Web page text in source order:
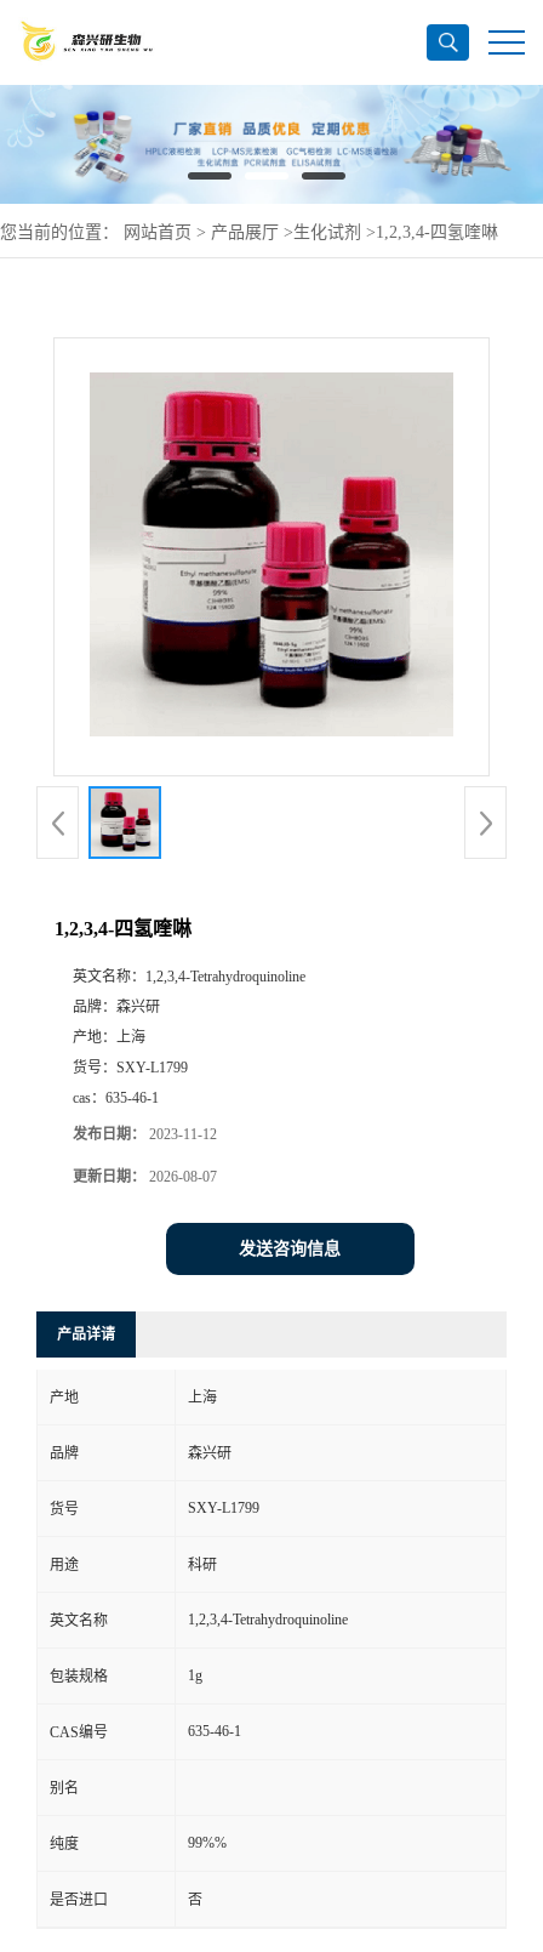
您当前的位置： 网站首页 > 产品展厅 >生化试剂 >1,2,3,4-四氢喹啉
1,2,3,4-四氢喹啉
英文名称： 1,2,3,4-Tetrahydroquinoline
品牌： 森兴研
产地： 上海
货号： SXY-L1799
cas： 635-46-1
发布日期： 2023-11-12
更新日期： 2026-08-07
发送咨询信息
产品详请
产地 上海
品牌 森兴研
货号 SXY-L1799
用途 科研
英文名称 1,2,3,4-Tetrahydroquinoline
包装规格 1g
CAS编号 635-46-1
别名
纯度 99%%
是否进口 否